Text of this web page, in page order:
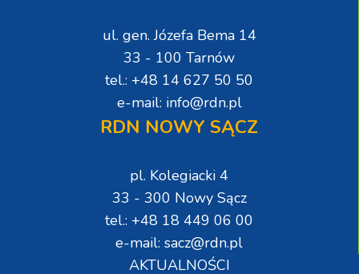
ul. gen. Józefa Bema 14
33 - 100 Tarnów
tel.: +48 14 627 50 50
e-mail: info@rdn.pl
RDN NOWY SĄCZ
pl. Kolegiacki 4
33 - 300 Nowy Sącz
tel.: +48 18 449 06 00
e-mail: sacz@rdn.pl
AKTUALNOŚCI